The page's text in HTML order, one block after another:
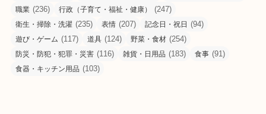
職業 (236) 行政（子育て・福祉・健康） (247)
衛生・掃除・洗濯 (235) 表情 (207) 記念日・祝日 (94)
遊び・ゲーム (117) 道具 (124) 野菜・食材 (254)
防災・防犯・犯罪・災害 (116) 雑貨・日用品 (183) 食事 (91)
食器・キッチン用品 (103)